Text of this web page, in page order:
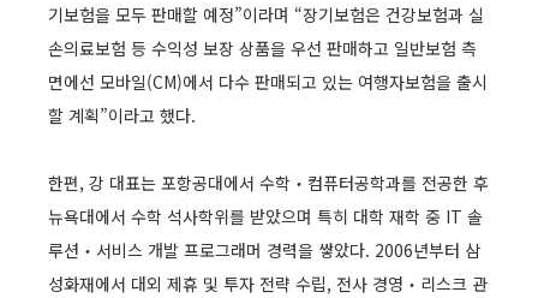
기보험을 모두 판매할 예정”이라며 “장기보험은 건강보험과 실
손의료보험 등 수익성 보장 상품을 우선 판매하고 일반보험 측
면에선 모바일(CM)에서 다수 판매되고 있는 여행자보험을 출시
할 계획”이라고 했다.
한편, 강 대표는 포항공대에서 수학‧컴퓨터공학과를 전공한 후
뉴욕대에서 수학 석사학위를 받았으며 특히 대학 재학 중 IT 솔
루션‧서비스 개발 프로그래머 경력을 쌓았다. 2006년부터 삼
성화재에서 대외 제휴 및 투자 전략 수립, 전사 경영‧리스크 관